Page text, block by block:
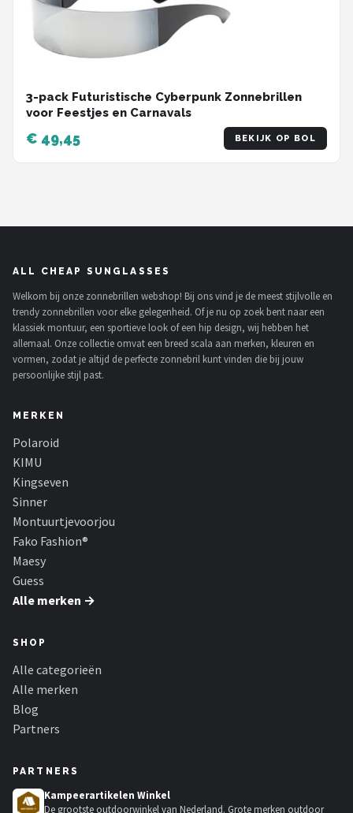
3-pack Futuristische Cyberpunk Zonnebrillen
voor Feestjes en Carnavals
€ 49,45 BEKIJK OP BOL
ALL CHEAP SUNGLASSES
Welkom bij onze zonnebrillen webshop! Bij ons vind je de meest stijlvolle en
trendy zonnebrillen voor elke gelegenheid. Of je nu op zoek bent naar een
klassiek montuur, een sportieve look of een hip design, wij hebben het
allemaal. Onze collectie omvat een breed scala aan merken, kleuren en
vormen, zodat je altijd de perfecte zonnebril kunt vinden die bij jouw
persoonlijke stijl past.
MERKEN
Polaroid
KIMU
Kingseven
Sinner
Montuurtjevoorjou
Fako Fashion®
Maesy
Guess
Alle merken →
SHOP
Alle categorieën
Alle merken
Blog
Partners
PARTNERS
Kampeerartikelen Winkel
De grootste outdoorwinkel van Nederland. Grote merken outdoor